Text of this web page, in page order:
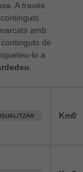
A través
amb
continguts de
lo a
Km0